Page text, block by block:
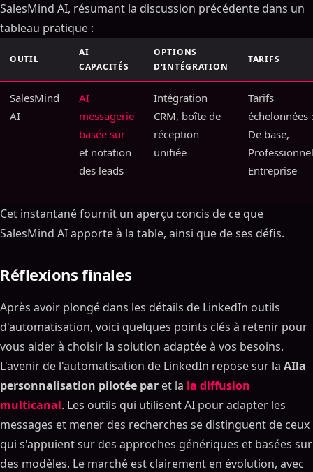
SalesMind AI, résumant la discussion précédente dans un
tableau pratique :
OUTIL
AI
CAPACITÉS
OPTIONS
D'INTÉGRATION
TARIFS
SalesMind
AI
AI
messagerie
basée sur
et notation
des leads
Intégration
CRM, boîte de
réception
unifiée
Tarifs
échelonnées :
De base,
Entreprise
Cet instantané fournit un aperçu concis de ce que
SalesMind AI apporte à la table, ainsi que de ses défis.
Réflexions finales
Après avoir plongé dans les détails de LinkedIn outils
d'automatisation, voici quelques points clés à retenir pour
vous aider à choisir la solution adaptée à vos besoins.
L'avenir de l'automatisation de LinkedIn repose sur la AIla
personnalisation pilotée par et la la diffusion
multicanal. Les outils qui utilisent AI pour adapter les
messages et mener des recherches se distinguent de ceux
qui s'appuient sur des approches génériques et basées sur
des modèles. Le marché est clairement en évolution, avec